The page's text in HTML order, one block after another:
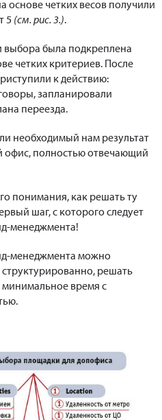
основе четких весов получили
5 (см. рис. 3.).
выбора была подкреплена
четких критериев. После
к действию:
запланировали
переезда.
необходимый нам результат
полностью отвечающий
понимания, как решать ту
шаг, с которого следует
менеджмента!
менеджмента можно
решать
минимальное время с